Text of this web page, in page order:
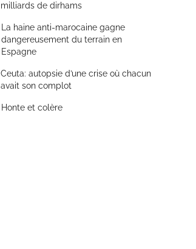
milliards de dirhams
La haine anti-marocaine gagne
dangereusement du terrain en
Espagne
Ceuta: autopsie d’une crise où chacun
avait son complot
Honte et colère